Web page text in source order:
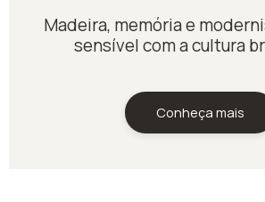
Madeira, memória e
sensível com a cultura
Conheça mais